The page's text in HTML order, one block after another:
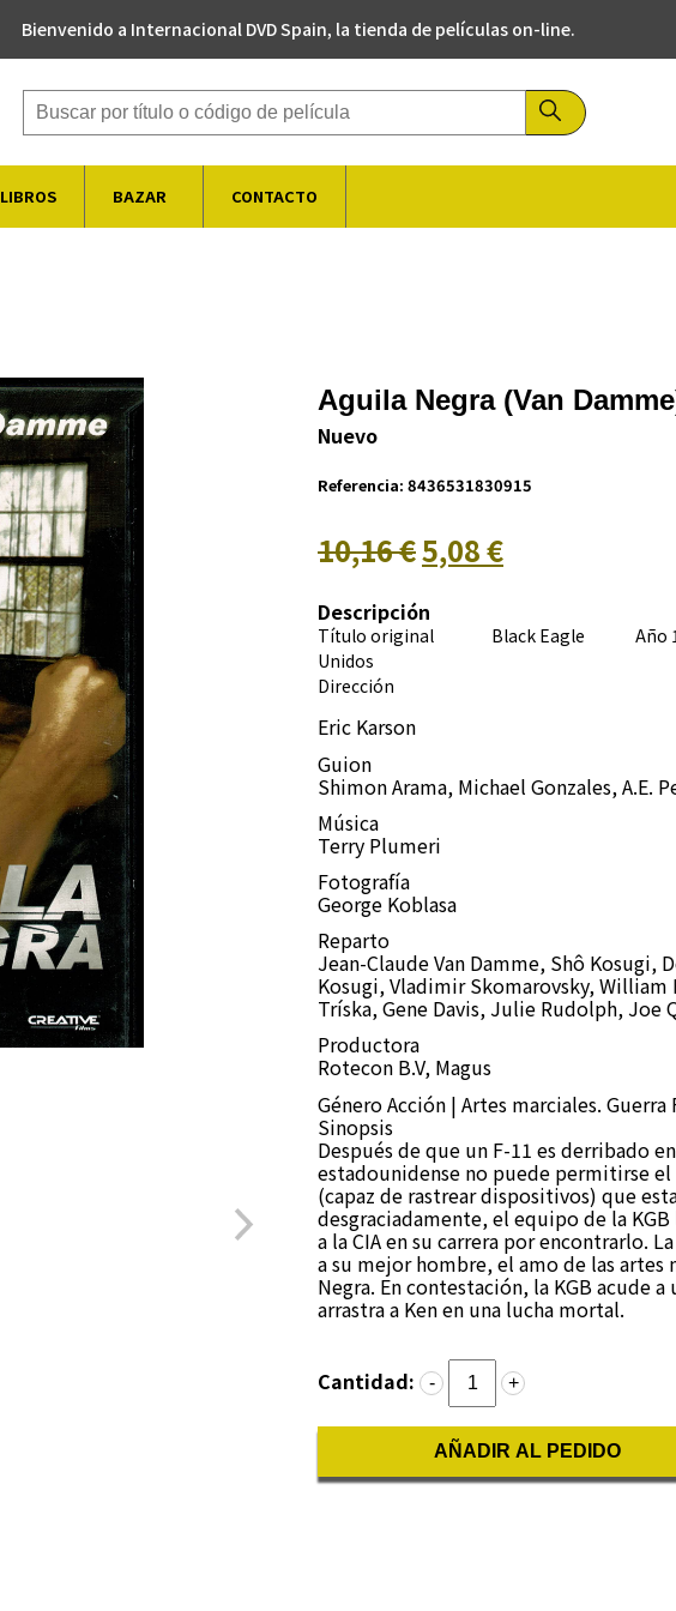
Bienvenido a Internacional DVD Spain, la tienda de películas on-line.
Buscador de productos
LIBROS BAZAR CONTACTO
Aguila Negra (Van
Nuevo
Referencia: 8436531830915
10,16 €5,08 €
Descripción
Título original Black Eagle Año
Unidos
Dirección
Eric Karson
Guion
Shimon Arama, Michael Gonzales, A.E.
Música
Terry Plumeri
Fotografía
George Koblasa
Reparto
Jean-Claude Van Damme, Shô Kosugi,
Kosugi, Vladimir Skomarovsky,
Tríska, Gene Davis, Julie Rudolph, Joe
Productora
Rotecon B.V, Magus
GéneroAcción | Artes marciales. Guerra
Sinopsis
Después de que un F-11 es derribado
estadounidense no puede permitirse
(capaz de rastrear dispositivos) que
desgraciadamente, el equipo de la
a la CIA en su carrera por encontrarlo.
a su mejor hombre, el amo de las artes
Negra. En contestación, la KGB acude
arrastra a Ken en una lucha mortal.
Cantidad: - +
AÑADIR AL PEDIDO